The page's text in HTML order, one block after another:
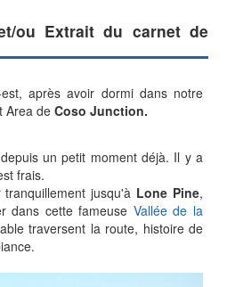
ou Extrait du carnet de
après avoir dormi dans notre
Area de Coso Junction.
un petit moment déjà. Il y a
frais.
jusqu'à Lone Pine,
dans cette fameuse Vallée de la
traversent la route, histoire de